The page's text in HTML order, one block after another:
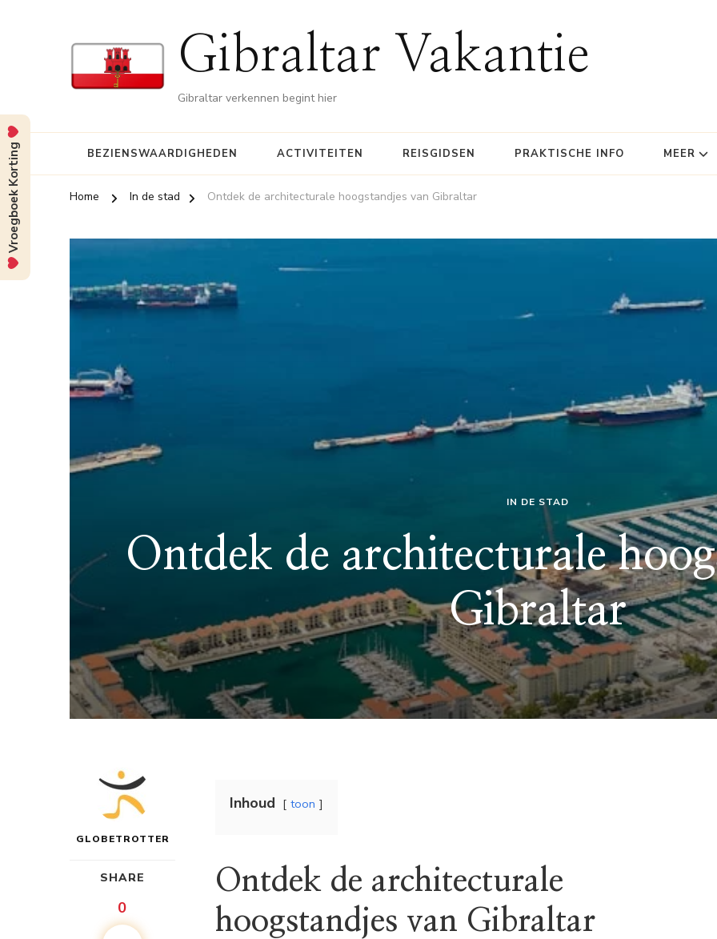
Gibraltar Vakantie
Gibraltar verkennen begint hier
BEZIENSWAARDIGHEDEN ACTIVITEITEN REISGIDSEN PRAKTISCHE INFO MEER
Home In de stad Ontdek de architecturale hoogstandjes van Gibraltar
IN DE STAD
Ontdek de architecturale
Gibraltar
GLOBETROTTER
SHARE
0
Inhoud toon
Ontdek de architecturale
hoogstandjes van Gibraltar
Vroegboek Korting